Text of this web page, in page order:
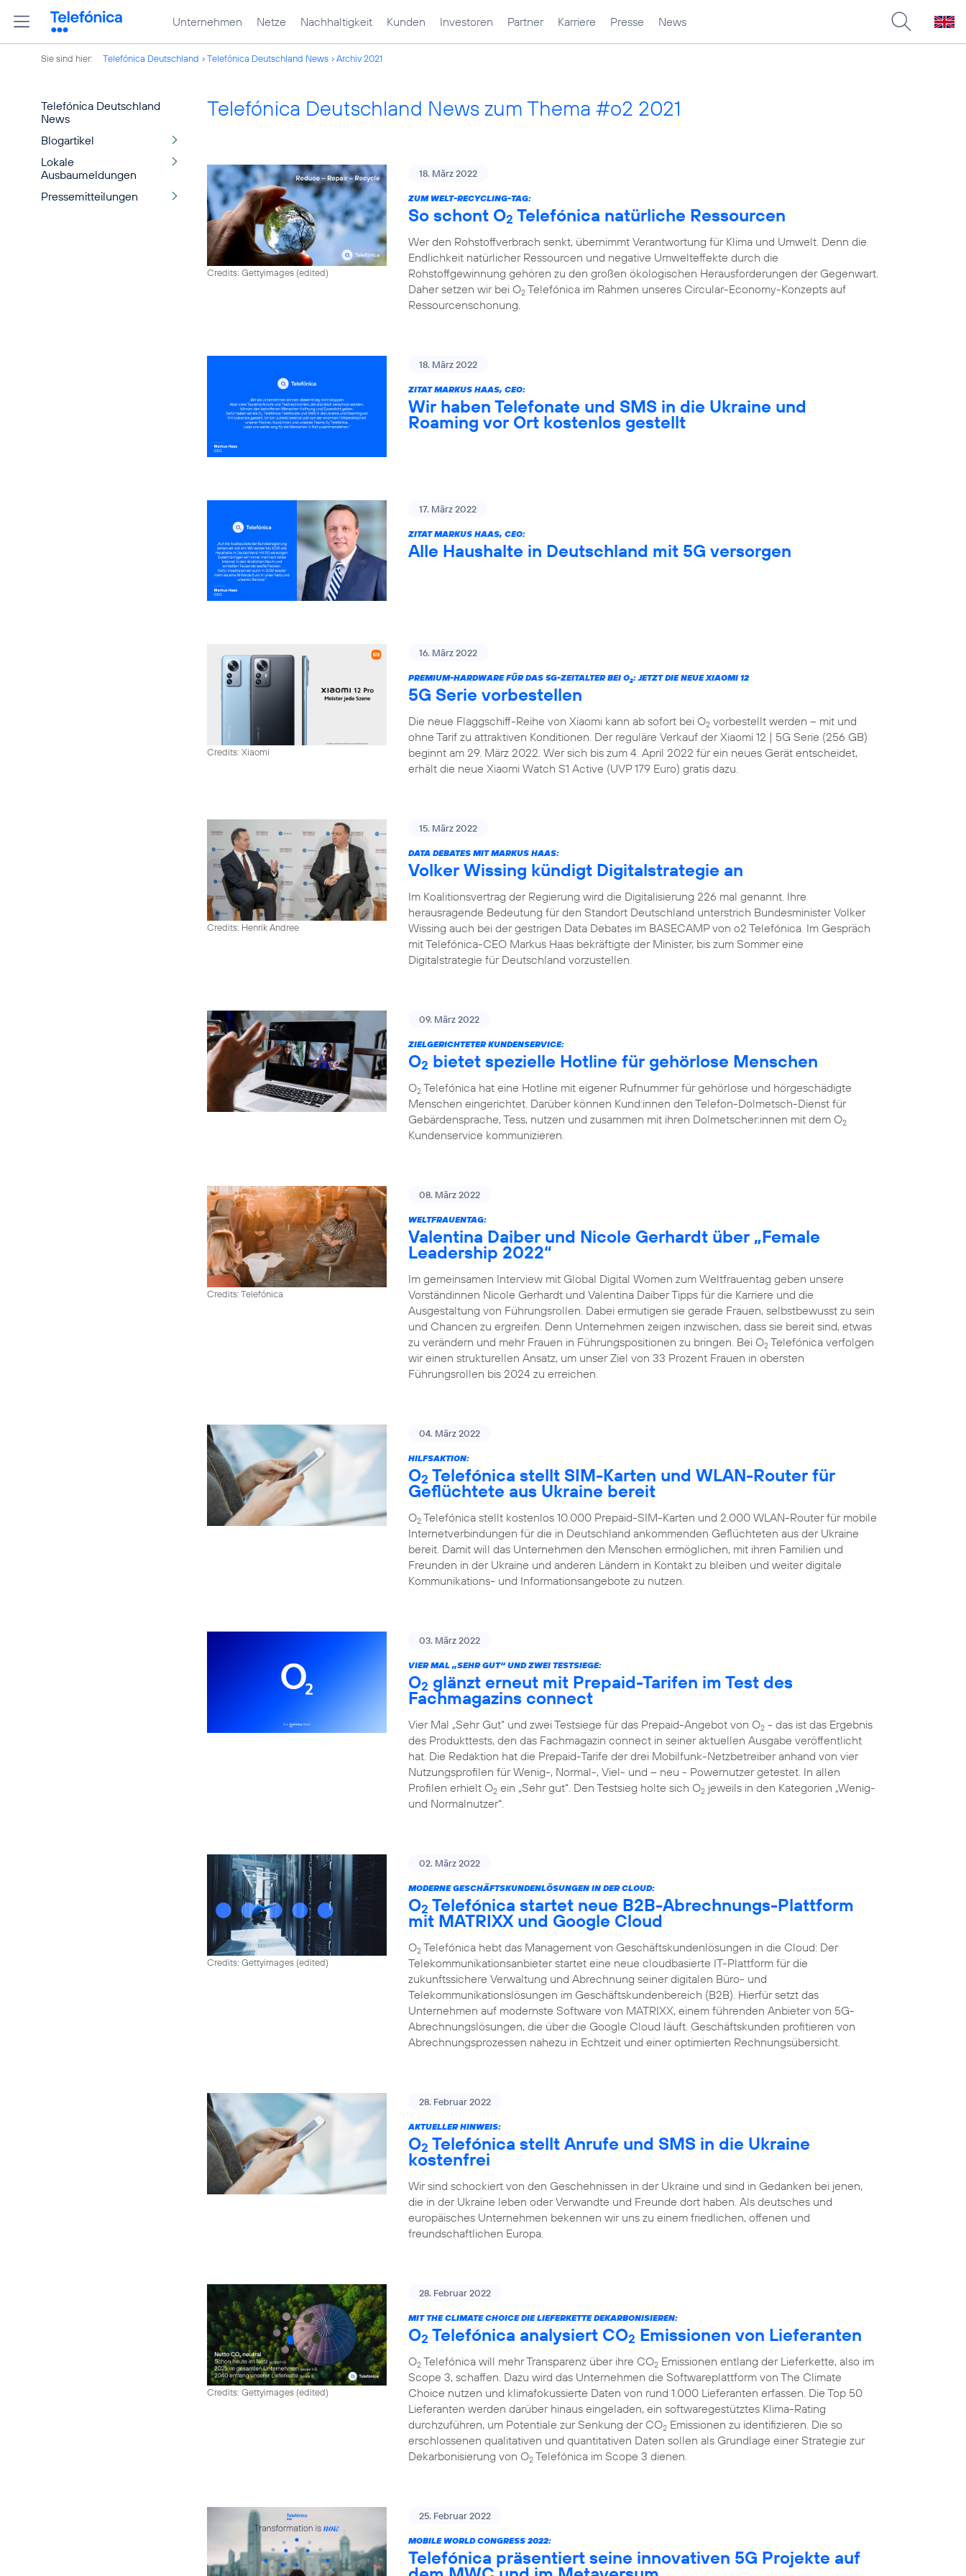
Unternehmen Netze Nachhaltigkeit Kunden Investoren Partner Karriere Presse News
Sie sind hier: Telefónica Deutschland Telefónica Deutschland News Archiv 2021
Telefónica Deutschland
News
Blogartikel
Lokale
Ausbaumeldungen
Pressemitteilungen
Telefónica Deutschland News zum Thema #o2 2021
Credits: Gettyimages (edited)
18. März 2022
ZUM WELT-RECYCLING-TAG:
So schont O2 Telefónica natürliche Ressourcen
Wer den Rohstoffverbrach senkt, übernimmt Verantwortung für Klima und Umwelt. Denn die
Endlichkeit natürlicher Ressourcen und negative Umwelteffekte durch die
Rohstoffgewinnung gehören zu den großen ökologischen Herausforderungen der Gegenwart.
Daher setzen wir bei O2 Telefónica im Rahmen unseres Circular-Economy-Konzepts auf
Ressourcenschonung.
18. März 2022
ZITAT MARKUS HAAS, CEO:
Wir haben Telefonate und SMS in die Ukraine und
Roaming vor Ort kostenlos gestellt
17. März 2022
ZITAT MARKUS HAAS, CEO:
Alle Haushalte in Deutschland mit 5G versorgen
Credits: Xiaomi
16. März 2022
PREMIUM-HARDWARE FÜR DAS 5G-ZEITALTER BEI O2: JETZT DIE NEUE XIAOMI 12
5G Serie vorbestellen
Die neue Flaggschiff-Reihe von Xiaomi kann ab sofort bei O2 vorbestellt werden – mit und
ohne Tarif zu attraktiven Konditionen. Der reguläre Verkauf der Xiaomi 12 | 5G Serie (256 GB)
beginnt am 29. März 2022. Wer sich bis zum 4. April 2022 für ein neues Gerät entscheidet,
erhält die neue Xiaomi Watch S1 Active (UVP 179 Euro) gratis dazu.
Credits: Henrik Andree
15. März 2022
DATA DEBATES MIT MARKUS HAAS:
Volker Wissing kündigt Digitalstrategie an
Im Koalitionsvertrag der Regierung wird die Digitalisierung 226 mal genannt. Ihre
herausragende Bedeutung für den Standort Deutschland unterstrich Bundesminister Volker
Wissing auch bei der gestrigen Data Debates im BASECAMP von o2 Telefónica. Im Gespräch
mit Telefónica-CEO Markus Haas bekräftigte der Minister, bis zum Sommer eine
Digitalstrategie für Deutschland vorzustellen.
09. März 2022
ZIELGERICHTETER KUNDENSERVICE:
O2 bietet spezielle Hotline für gehörlose Menschen
O2 Telefónica hat eine Hotline mit eigener Rufnummer für gehörlose und hörgeschädigte
Menschen eingerichtet. Darüber können Kund:innen den Telefon-Dolmetsch-Dienst für
Gebärdensprache, Tess, nutzen und zusammen mit ihren Dolmetscher:innen mit dem O2
Kundenservice kommunizieren.
Credits: Telefónica
08. März 2022
WELTFRAUENTAG:
Valentina Daiber und Nicole Gerhardt über „Female
Leadership 2022“
Im gemeinsamen Interview mit Global Digital Women zum Weltfrauentag geben unsere
Vorständinnen Nicole Gerhardt und Valentina Daiber Tipps für die Karriere und die
Ausgestaltung von Führungsrollen. Dabei ermutigen sie gerade Frauen, selbstbewusst zu sein
und Chancen zu ergreifen. Denn Unternehmen zeigen inzwischen, dass sie bereit sind, etwas
zu verändern und mehr Frauen in Führungspositionen zu bringen. Bei O2 Telefónica verfolgen
wir einen strukturellen Ansatz, um unser Ziel von 33 Prozent Frauen in obersten
Führungsrollen bis 2024 zu erreichen.
04. März 2022
HILFSAKTION:
O2 Telefónica stellt SIM-Karten und WLAN-Router für
Geflüchtete aus Ukraine bereit
O2 Telefónica stellt kostenlos 10.000 Prepaid-SIM-Karten und 2.000 WLAN-Router für mobile
Internetverbindungen für die in Deutschland ankommenden Geflüchteten aus der Ukraine
bereit. Damit will das Unternehmen den Menschen ermöglichen, mit ihren Familien und
Freunden in der Ukraine und anderen Ländern in Kontakt zu bleiben und weiter digitale
Kommunikations- und Informationsangebote zu nutzen.
03. März 2022
VIER MAL „SEHR GUT“ UND ZWEI TESTSIEGE:
O2 glänzt erneut mit Prepaid-Tarifen im Test des
Fachmagazins connect
Vier Mal „Sehr Gut“ und zwei Testsiege für das Prepaid-Angebot von O2 - das ist das Ergebnis
des Produkttests, den das Fachmagazin connect in seiner aktuellen Ausgabe veröffentlicht
hat. Die Redaktion hat die Prepaid-Tarife der drei Mobilfunk-Netzbetreiber anhand von vier
Nutzungsprofilen für Wenig-, Normal-, Viel- und – neu - Powernutzer getestet. In allen
Profilen erhielt O2 ein „Sehr gut“. Den Testsieg holte sich O2 jeweils in den Kategorien „Wenig-
und Normalnutzer“.
Credits: Gettyimages (edited)
02. März 2022
MODERNE GESCHÄFTSKUNDENLÖSUNGEN IN DER CLOUD:
O2 Telefónica startet neue B2B-Abrechnungs-Plattform
mit MATRIXX und Google Cloud
O2 Telefónica hebt das Management von Geschäftskundenlösungen in die Cloud: Der
Telekommunikationsanbieter startet eine neue cloudbasierte IT-Plattform für die
zukunftssichere Verwaltung und Abrechnung seiner digitalen Büro- und
Telekommunikationslösungen im Geschäftskundenbereich (B2B). Hierfür setzt das
Unternehmen auf modernste Software von MATRIXX, einem führenden Anbieter von 5G-
Abrechnungslösungen, die über die Google Cloud läuft. Geschäftskunden profitieren von
Abrechnungsprozessen nahezu in Echtzeit und einer optimierten Rechnungsübersicht.
28. Februar 2022
AKTUELLER HINWEIS:
O2 Telefónica stellt Anrufe und SMS in die Ukraine
kostenfrei
Wir sind schockiert von den Geschehnissen in der Ukraine und sind in Gedanken bei jenen,
die in der Ukraine leben oder Verwandte und Freunde dort haben. Als deutsches und
europäisches Unternehmen bekennen wir uns zu einem friedlichen, offenen und
freundschaftlichen Europa.
Credits: Gettyimages (edited)
28. Februar 2022
MIT THE CLIMATE CHOICE DIE LIEFERKETTE DEKARBONISIEREN:
O2 Telefónica analysiert CO2 Emissionen von Lieferanten
O2 Telefónica will mehr Transparenz über ihre CO2 Emissionen entlang der Lieferkette, also im
Scope 3, schaffen. Dazu wird das Unternehmen die Softwareplattform von The Climate
Choice nutzen und klimafokussierte Daten von rund 1.000 Lieferanten erfassen. Die Top 50
Lieferanten werden darüber hinaus eingeladen, ein softwaregestütztes Klima-Rating
durchzuführen, um Potentiale zur Senkung der CO2 Emissionen zu identifizieren. Die so
erschlossenen qualitativen und quantitativen Daten sollen als Grundlage einer Strategie zur
Dekarbonisierung von O2 Telefónica im Scope 3 dienen.
25. Februar 2022
MOBILE WORLD CONGRESS 2022:
Telefónica präsentiert seine innovativen 5G Projekte auf